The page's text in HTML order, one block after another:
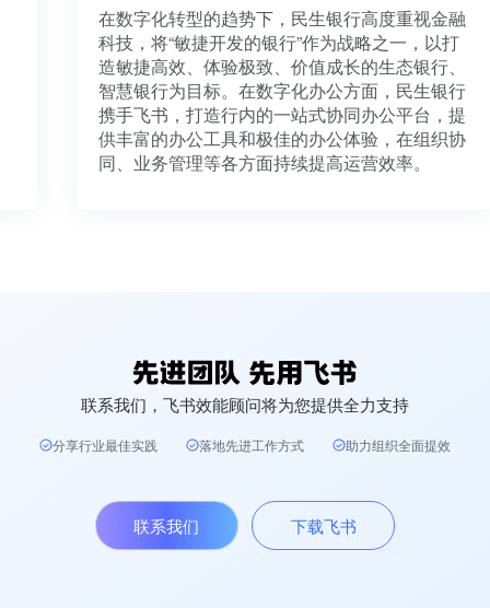
在数字化转型的趋势下，民生银行高度重视金融
科技，将“敏捷开发的银行”作为战略之一，以打
造敏捷高效、体验极致、价值成长的生态银行、
智慧银行为目标。在数字化办公方面，民生银行
携手飞书，打造行内的一站式协同办公平台，提
供丰富的办公工具和极佳的办公体验，在组织协
同、业务管理等各方面持续提高运营效率。
联系我们，飞书效能顾问将为您提供全力支持
分享行业最佳实践 落地先进工作方式 助力组织全面提效
联系我们 下载飞书